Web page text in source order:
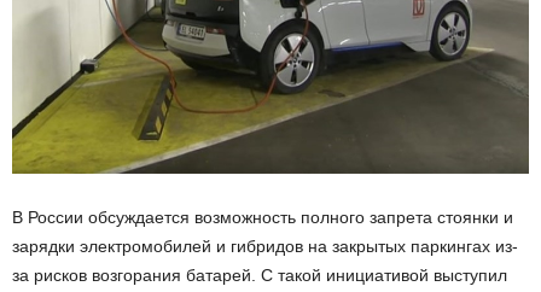
В России обсуждается возможность полного запрета стоянки и
зарядки электромобилей и гибридов на закрытых паркингах из-
за рисков возгорания батарей. С такой инициативой выступил